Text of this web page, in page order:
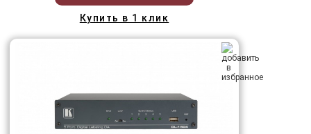
Купить в 1 клик